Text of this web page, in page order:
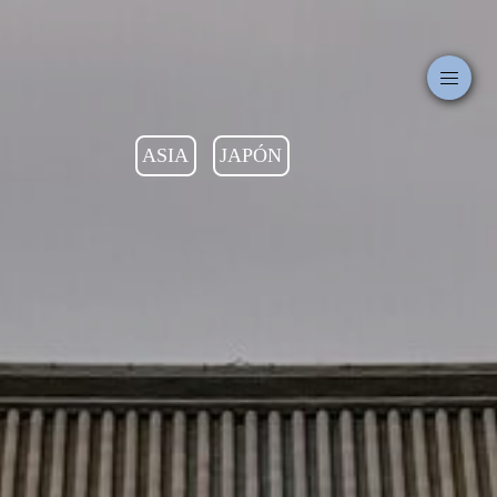
ASIA JAPÓN